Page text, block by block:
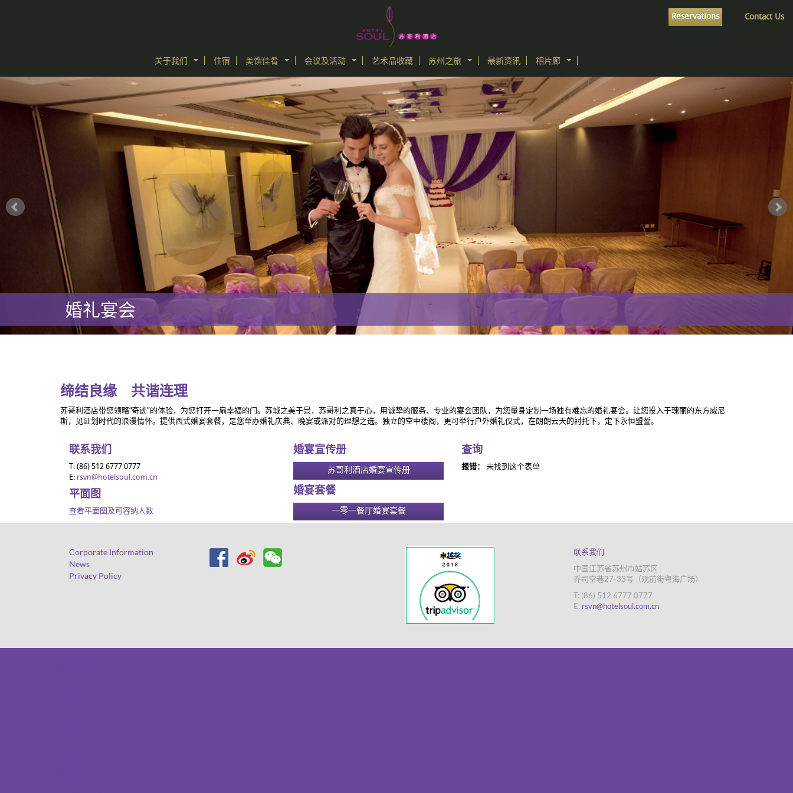
Contact Us
Reservations
关于我们 住宿 美馔佳肴 会议及活动 艺术品收藏 苏州之旅 最新资讯 相片廊
婚礼宴会
缔结良缘 共谐连理
苏哥利酒店带您领略“奇迹”的体验，为您打开一扇幸福的门。苏城之美于景，苏哥利之真于心，用诚挚的服务、专业的宴会团队，为您量身定制一场独有难忘的婚礼宴会。让您投入于瑰丽的东方威尼
斯，见证划时代的浪漫情怀。提供西式婚宴套餐，是您举办婚礼庆典、晚宴或派对的理想之选。独立的空中楼阁，更可举行户外婚礼仪式，在朗朗云天的衬托下，定下永恒盟誓。
联系我们
T: (86) 512 6777 0777
E: rsvn@hotelsoul.com.cn
平面图
查看平面图及可容纳人数
婚宴宣传册
苏哥利酒店婚宴宣传册
婚宴套餐
一零一餐厅婚宴套餐
查询
报错： 未找到这个表单
Corporate Information
News
Privacy Policy
联系我们
中国江苏省苏州市姑苏区
乔司空巷27-33号（观前街粤海广场）
T: (86) 512 6777 0777
E: rsvn@hotelsoul.com.cn